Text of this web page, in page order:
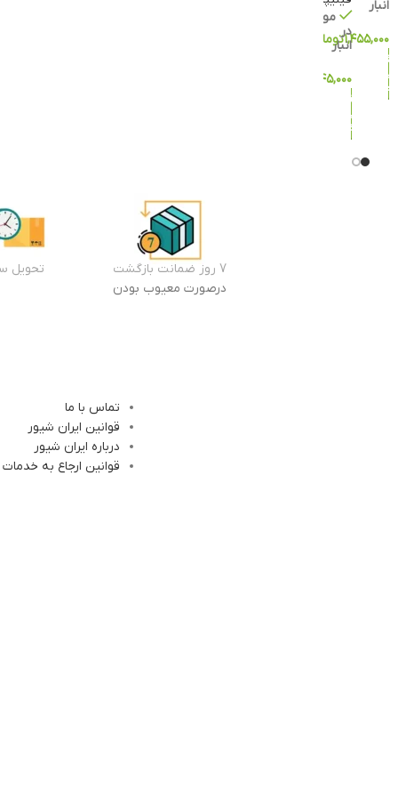
انبار
۱,۴۵۵,۰۰۰تومان
افزودن
به سبد
خرید
موجود
در
انبار
۲,۲۴۵,۰۰۰
افزودن
به سبد
خرید
7 روز ضمانت بازگشت
درصورت معیوب بودن
تحویل
تماس با ما
قوانین ایران شیور
درباره ایران شیور
قوانین ارجاع به